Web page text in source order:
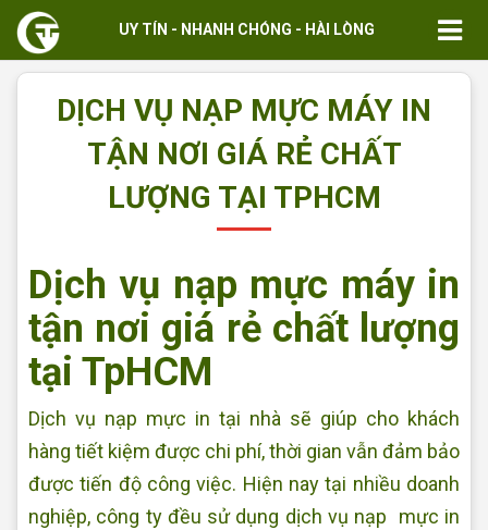
UY TÍN - NHANH CHÓNG - HÀI LÒNG
DỊCH VỤ NẠP MỰC MÁY IN
TẬN NƠI GIÁ RẺ CHẤT
LƯỢNG TẠI TPHCM
Dịch vụ nạp mực máy in
tận nơi giá rẻ chất lượng
tại TpHCM
Dịch vụ nạp mực in tại nhà sẽ giúp cho khách
hàng tiết kiệm được chi phí, thời gian vẫn đảm bảo
được tiến độ công việc. Hiện nay tại nhiều doanh
nghiệp, công ty đều sử dụng dịch vụ nạp mực in